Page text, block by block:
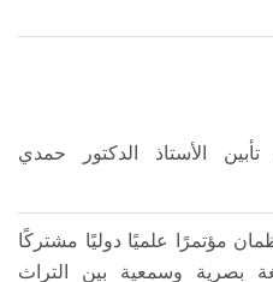
الأستاذ الدكتور حمدي
مؤتمرًا علميًا دوليًا مشتركًا
بصرية وسمعية بين التراث